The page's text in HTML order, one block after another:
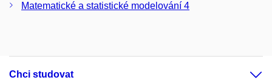
Matematické a statistické modelování 4
Chci studovat